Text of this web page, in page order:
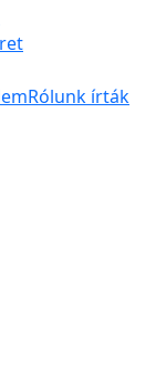
Rólunk írták